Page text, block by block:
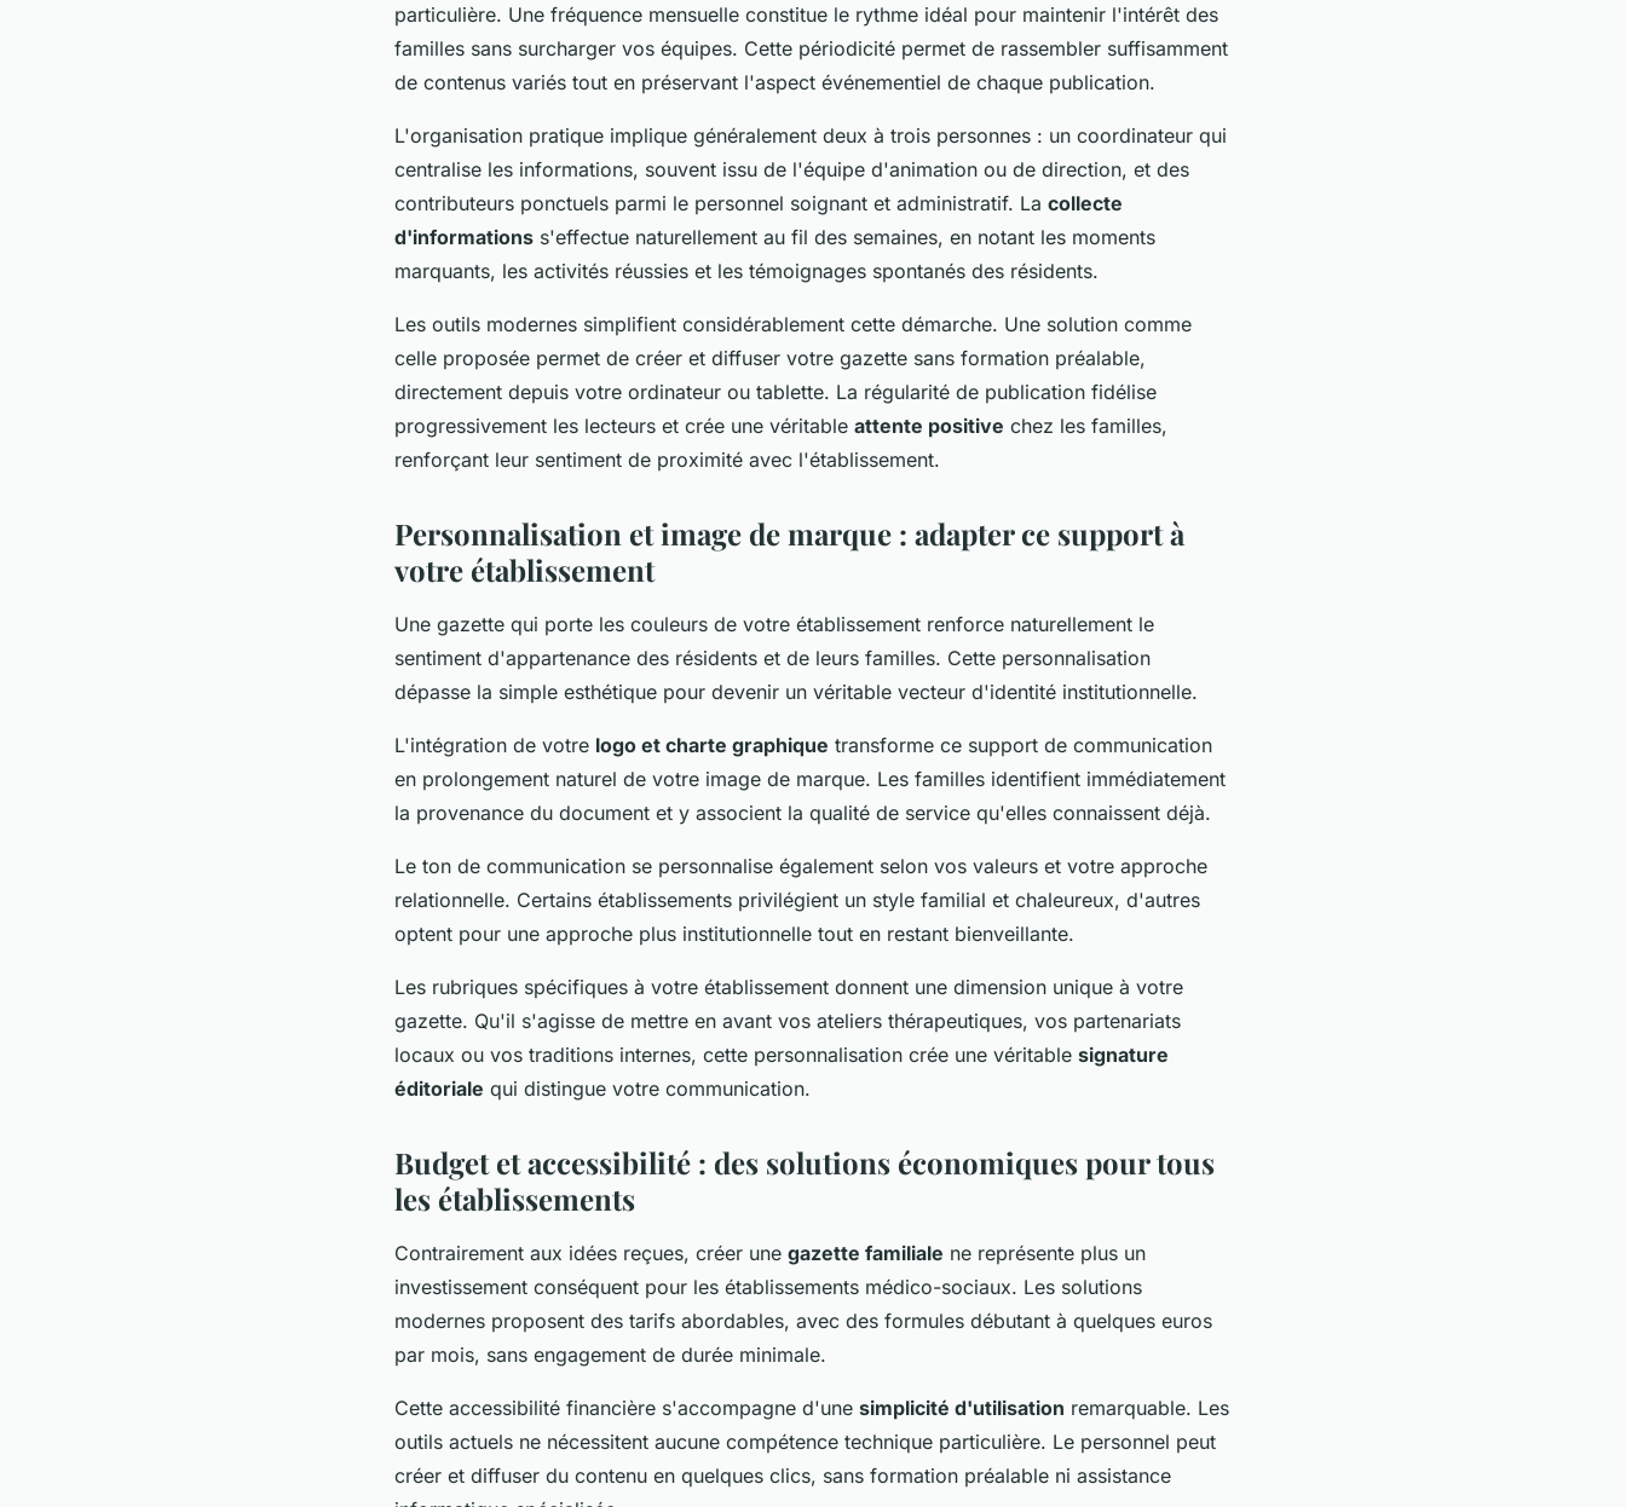
particulière. Une fréquence mensuelle constitue le rythme idéal pour maintenir l'intérêt des
familles sans surcharger vos équipes. Cette périodicité permet de rassembler suffisamment
de contenus variés tout en préservant l'aspect événementiel de chaque publication.
L'organisation pratique implique généralement deux à trois personnes : un coordinateur qui
centralise les informations, souvent issu de l'équipe d'animation ou de direction, et des
contributeurs ponctuels parmi le personnel soignant et administratif. La collecte
d'informations s'effectue naturellement au fil des semaines, en notant les moments
marquants, les activités réussies et les témoignages spontanés des résidents.
Les outils modernes simplifient considérablement cette démarche. Une solution comme
celle proposée permet de créer et diffuser votre gazette sans formation préalable,
directement depuis votre ordinateur ou tablette. La régularité de publication fidélise
progressivement les lecteurs et crée une véritable attente positive chez les familles,
renforçant leur sentiment de proximité avec l'établissement.
Personnalisation et image de marque : adapter ce support à
votre établissement
Une gazette qui porte les couleurs de votre établissement renforce naturellement le
sentiment d'appartenance des résidents et de leurs familles. Cette personnalisation
dépasse la simple esthétique pour devenir un véritable vecteur d'identité institutionnelle.
L'intégration de votre logo et charte graphique transforme ce support de communication
en prolongement naturel de votre image de marque. Les familles identifient immédiatement
la provenance du document et y associent la qualité de service qu'elles connaissent déjà.
Le ton de communication se personnalise également selon vos valeurs et votre approche
relationnelle. Certains établissements privilégient un style familial et chaleureux, d'autres
optent pour une approche plus institutionnelle tout en restant bienveillante.
Les rubriques spécifiques à votre établissement donnent une dimension unique à votre
gazette. Qu'il s'agisse de mettre en avant vos ateliers thérapeutiques, vos partenariats
locaux ou vos traditions internes, cette personnalisation crée une véritable signature
éditoriale qui distingue votre communication.
Budget et accessibilité : des solutions économiques pour tous
les établissements
Contrairement aux idées reçues, créer une gazette familiale ne représente plus un
investissement conséquent pour les établissements médico-sociaux. Les solutions
modernes proposent des tarifs abordables, avec des formules débutant à quelques euros
par mois, sans engagement de durée minimale.
Cette accessibilité financière s'accompagne d'une simplicité d'utilisation remarquable. Les
outils actuels ne nécessitent aucune compétence technique particulière. Le personnel peut
créer et diffuser du contenu en quelques clics, sans formation préalable ni assistance